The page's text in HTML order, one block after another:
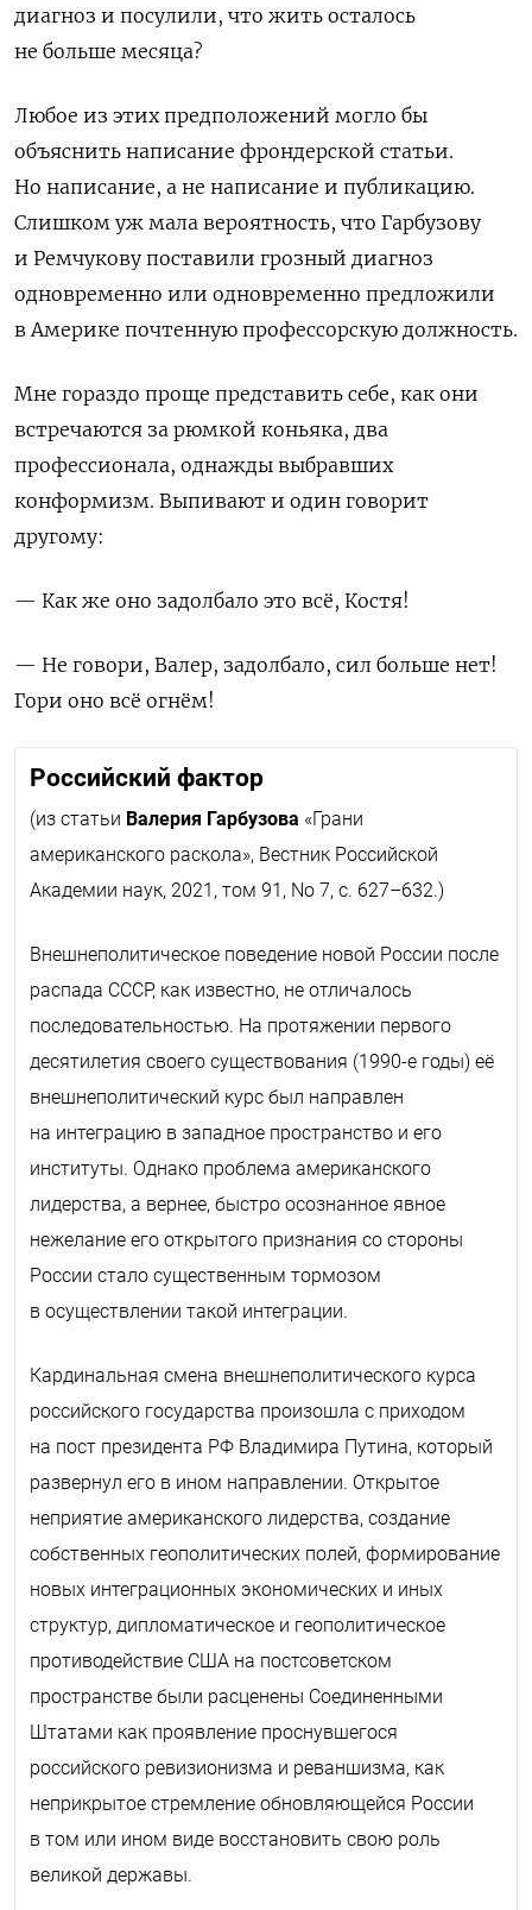
диагноз и посулили, что жить осталось
не больше месяца?
Любое из этих предположений могло бы
объяснить написание фрондерской статьи.
Но написание, а не написание и публикацию.
Слишком уж мала вероятность, что Гарбузову
и Ремчукову поставили грозный диагноз
одновременно или одновременно предложили
в Америке почтенную профессорскую должность.
Мне гораздо проще представить себе, как они
встречаются за рюмкой коньяка, два
профессионала, однажды выбравших
конформизм. Выпивают и один говорит
другому:
— Как же оно задолбало это всё, Костя!
— Не говори, Валер, задолбало, сил больше нет!
Гори оно всё огнём!
Российский фактор
(из статьи Валерия Гарбузова «Грани
американского раскола», Вестник Российской
Академии наук, 2021, том 91, No 7, с. 627–632.)
Внешнеполитическое поведение новой России после
распада СССР, как известно, не отличалось
последовательностью. На протяжении первого
десятилетия своего существования (1990-е годы) её
внешнеполитический курс был направлен
на интеграцию в западное пространство и его
институты. Однако проблема американского
лидерства, а вернее, быстро осознанное явное
нежелание его открытого признания со стороны
России стало существенным тормозом
в осуществлении такой интеграции.
Кардинальная смена внешнеполитического курса
российского государства произошла с приходом
на пост президента РФ Владимира Путина, который
развернул его в ином направлении. Открытое
неприятие американского лидерства, создание
собственных геополитических полей, формирование
новых интеграционных экономических и иных
структур, дипломатическое и геополитическое
противодействие США на постсоветском
пространстве были расценены Соединенными
Штатами как проявление проснувшегося
российского ревизионизма и реваншизма, как
неприкрытое стремление обновляющейся России
в том или ином виде восстановить свою роль
великой державы.